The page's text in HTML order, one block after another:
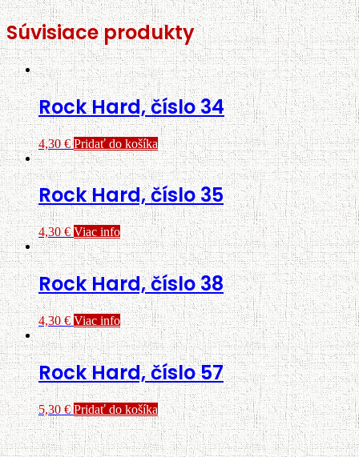
Súvisiace produkty
Rock Hard, číslo 34
4,30€ Pridať do košíka
Rock Hard, číslo 35
4,30€ Viac info
Rock Hard, číslo 38
4,30€ Viac info
Rock Hard, číslo 57
5,30€ Pridať do košíka